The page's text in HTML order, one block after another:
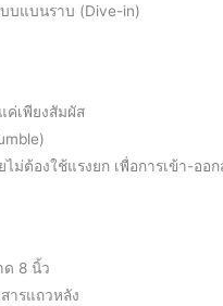
บแบนราบ (Dive-in)
ค่เพียงสัมผัส
ไม่ต้องใช้แรงยก เพื่อการเข้า-ออ
ด 8 นิ้ว
ารแถวหลัง